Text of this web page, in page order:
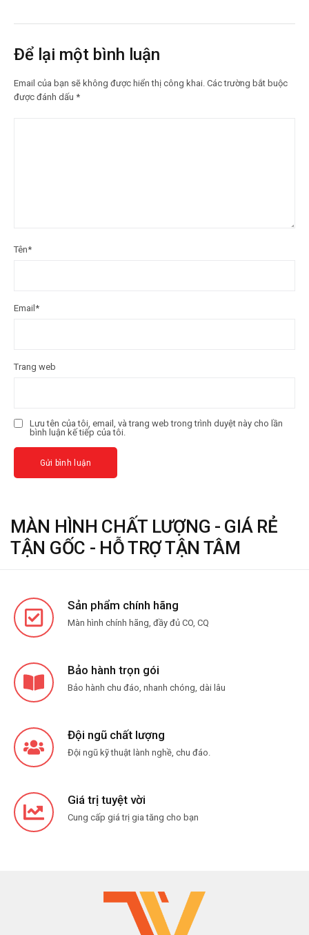
Để lại một bình luận
Email của bạn sẽ không được hiển thị công khai. Các trường bắt buộc
được đánh dấu *
Tên*
Email *
Trang web
Lưu tên của tôi, email, và trang web trong trình duyệt này cho lần
bình luận kế tiếp của tôi.
MÀN HÌNH CHẤT LƯỢNG - GIÁ RẺ
TẬN GỐC - HỖ TRỢ TẬN TÂM
Sản phẩm chính hãng
Màn hình chính hãng, đầy đủ CO, CQ
Bảo hành trọn gói
Bảo hành chu đáo, nhanh chóng, dài lâu
Đội ngũ chất lượng
Đội ngũ kỹ thuật lành nghề, chu đáo.
Giá trị tuyệt vời
Cung cấp giá trị gia tăng cho bạn